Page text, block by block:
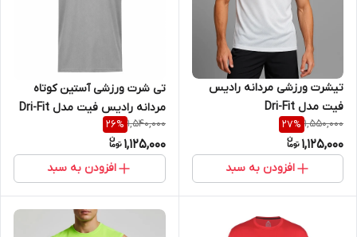
تیشرت ورزشی مردانه رادیس
فیت مدل Dri-Fit
1,550,000
27%
1,125,000
افزودن به سبد
تی شرت ورزشی آستین کوتاه
مردانه رادیس فیت مدل Dri-Fit
Gray
1,540,000
26%
1,125,000
افزودن به سبد